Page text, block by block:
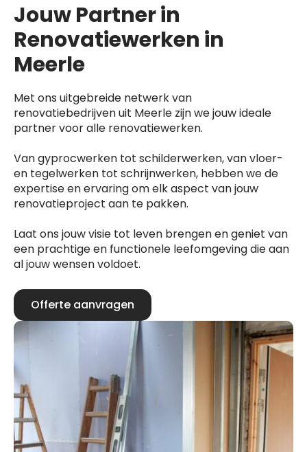
Jouw Partner in
Renovatiewerken in
Meerle
Met ons uitgebreide netwerk van
renovatiebedrijven uit Meerle zijn we jouw ideale
partner voor alle renovatiewerken.
Van gyprocwerken tot schilderwerken, van vloer-
en tegelwerken tot schrijnwerken, hebben we de
expertise en ervaring om elk aspect van jouw
renovatieproject aan te pakken.
Laat ons jouw visie tot leven brengen en geniet van
een prachtige en functionele leefomgeving die aan
al jouw wensen voldoet.
Offerte aanvragen